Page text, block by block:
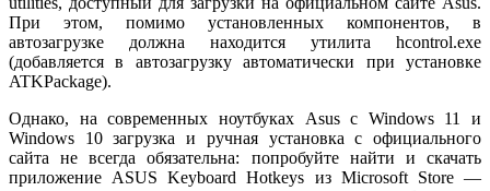
При этом, помимо установленных компонентов, в
автозагрузке должна находится утилита hcontrol.exe
(добавляется в автозагрузку автоматически при установке
ATKPackage).
Однако, на современных ноутбуках Asus с Windows 11 и
Windows 10 загрузка и ручная установка с официального
сайта не всегда обязательна: попробуйте найти и скачать
приложение ASUS Keyboard Hotkeys из Microsoft Store —